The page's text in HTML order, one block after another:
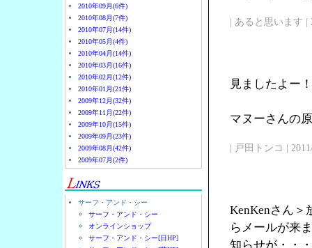
2010年09月(6件)
2010年08月(7件)
2010年07月(14件)
2010年05月(4件)
2010年04月(14件)
2010年03月(16件)
2010年02月(12件)
2010年01月(21件)
2009年12月(32件)
2009年11月(22件)
2009年10月(15件)
2009年09月(23件)
2009年08月(42件)
2009年07月(2件)
サーフ・アンド・シー
サーフ・アンド・シー
オンラインショップ
サーフ・アンド・シー[日HP]
| あると思います |
見ましたよー！
マヌーさんの
| 戸田トンコ |
KenKenさん＞
らメールが来
知らせが・・・